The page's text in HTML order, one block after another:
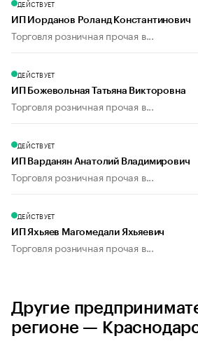
ДЕЙСТВУЕТ
ИП Иорданов Роланд Константинович
Торговля розничная прочая в...
ДЕЙСТВУЕТ
ИП Божевольная Татьяна Викторовна
Торговля розничная прочая в...
ДЕЙСТВУЕТ
ИП Варданян Анатолий Владимирович
Торговля розничная прочая в...
ДЕЙСТВУЕТ
ИП Яхьяев Магомедали Яхьяевич
Торговля розничная прочая в...
Другие
регионе —